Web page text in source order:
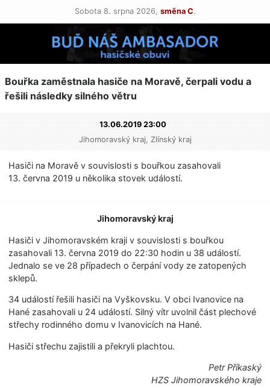
Sobota 8. srpna 2026, směna C.
Bouřka zaměstnala hasiče na Moravě, čerpali vodu a
řešili následky silného větru
13.06.2019 23:00
Jihomoravský kraj, Zlínský kraj
Hasiči na Moravě v souvislosti s bouřkou zasahovali
13. června 2019 u několika stovek událostí.
Jihomoravský kraj
Hasiči v Jihomoravském kraji v souvislosti s bouřkou
zasahovali 13. června 2019 do 22:30 hodin u 38 událostí.
Jednalo se ve 28 případech o čerpání vody ze zatopených
sklepů.
34 událostí řešili hasiči na Vyškovsku. V obci Ivanovice na
Hané zasahovali u 24 událostí. Silný vítr uvolnil část plechové
střechy rodinného domu v Ivanovicích na Hané.
Hasiči střechu zajistili a překryli plachtou.
Petr Příkaský
HZS Jihomoravského kraje